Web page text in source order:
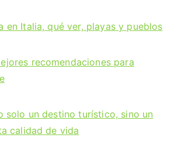
en Italia, qué ver, playas y pueblos
recomendaciones para
solo un destino turístico, sino un
calidad de vida